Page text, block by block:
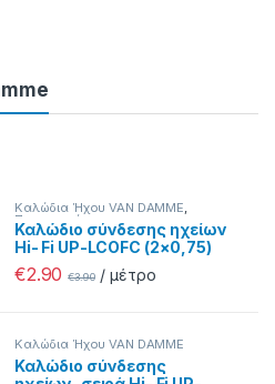
Καλώδια Ήχου VAN DAMME,
Προσφορές
Καλώδιο σύνδεσης ηχείων
Hi- Fi UP-LCOFC (2×0,75)
€2.90 €3.90 / μέτρο
Καλώδια Ήχου VAN DAMME
Καλώδιο σύνδεσης